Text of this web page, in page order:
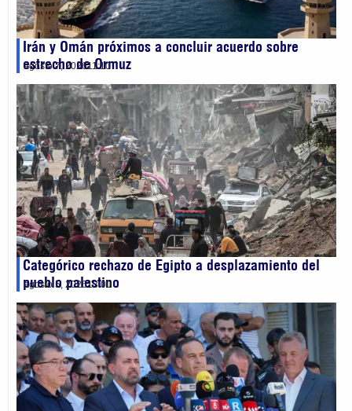
Irán y Omán próximos a concluir acuerdo sobre
estrecho de Ormuz
agosto 7, 202611:10
Categórico rechazo de Egipto a desplazamiento del
pueblo palestino
agosto 5, 202613:00